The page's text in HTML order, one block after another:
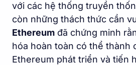
với các hệ thống truyền
còn những thách thức cần
Ethereum đã chứng minh
hóa hoàn toàn có thể thành
Ethereum phát triển và tiến